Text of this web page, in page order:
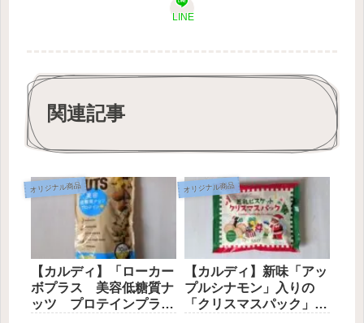
LINE
関連記事
オリジナル商品
【カルディ】「ローカー
ボプラス 美容低糖質ナ
ッツ プロテインプラ
オリジナル商品
【カルディ】新味「アッ
プルシナモン」入りの
「クリスマスパック」登